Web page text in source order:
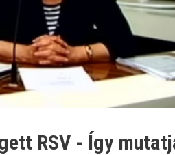
RSV - Így